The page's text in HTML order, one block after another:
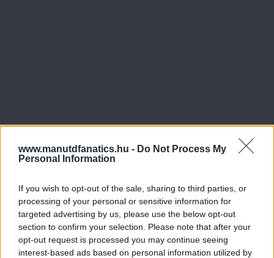
www.manutdfanatics.hu - Do Not Process My
Personal Information
If you wish to opt-out of the sale, sharing to third parties, or
processing of your personal or sensitive information for
targeted advertising by us, please use the below opt-out
section to confirm your selection. Please note that after your
opt-out request is processed you may continue seeing
interest-based ads based on personal information utilized by
Meccs Center